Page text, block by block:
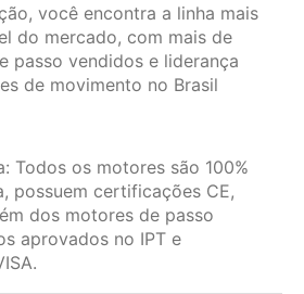
você encontra a linha mais
do mercado, com mais de
passo vendidos e liderança
de movimento no Brasil
Todos os motores são 100%
possuem certificações CE,
dos motores de passo
aprovados no IPT e